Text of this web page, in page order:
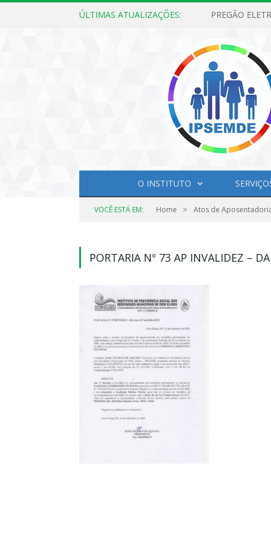
ÚLTIMAS ATUALIZAÇÕES:
O INSTITUTO
VOCÊ ESTÁ EM: Home » Atos de
PORTARIA Nº 73 AP INVALIDEZ –